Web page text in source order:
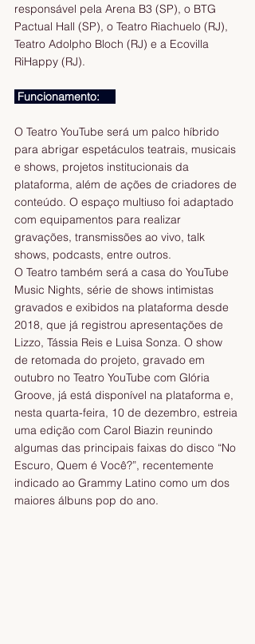
responsável pela Arena B3 (SP), o BTG
Pactual Hall (SP), o Teatro Riachuelo (RJ),
Teatro Adolpho Bloch (RJ) e a Ecovilla
RiHappy (RJ).
Funcionamento:
O Teatro YouTube será um palco híbrido
para abrigar espetáculos teatrais, musicais
e shows, projetos institucionais da
plataforma, além de ações de criadores de
conteúdo. O espaço multiuso foi adaptado
com equipamentos para realizar
gravações, transmissões ao vivo, talk
shows, podcasts, entre outros.
O Teatro também será a casa do YouTube
Music Nights, série de shows intimistas
gravados e exibidos na plataforma desde
2018, que já registrou apresentações de
Lizzo, Tássia Reis e Luisa Sonza. O show
de retomada do projeto, gravado em
outubro no Teatro YouTube com Glória
Groove, já está disponível na plataforma e,
nesta quarta-feira, 10 de dezembro, estreia
uma edição com Carol Biazin reunindo
algumas das principais faixas do disco “No
Escuro, Quem é Você?”, recentemente
indicado ao Grammy Latino como um dos
maiores álbuns pop do ano.